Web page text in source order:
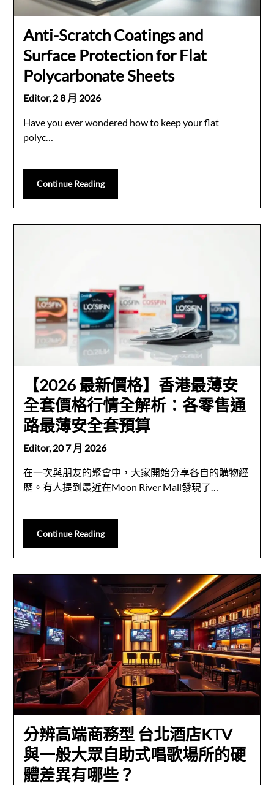
Anti-Scratch Coatings and
Surface Protection for Flat
Polycarbonate Sheets
Editor,2 8 月 2026
Have you ever wondered how to keep your flat
polyc…
Continue Reading
【2026 最新價格】香港最薄安
全套價格行情全解析：各零售通
路最薄安全套預算
Editor, 20 7 月 2026
在一次與朋友的聚會中，大家開始分享各自的購物經
歷。有人提到最近在Moon River Mall發現了…
Continue Reading
分辨高端商務型 台北酒店KTV
與一般大眾自助式唱歌場所的硬
體差異有哪些？